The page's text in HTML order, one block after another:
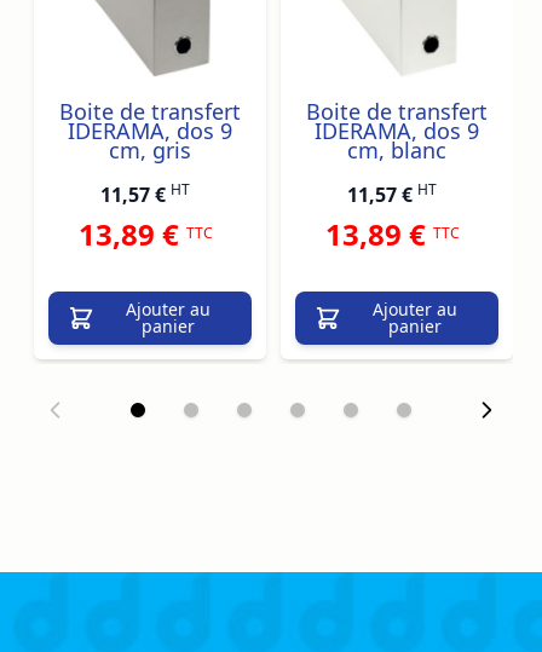
Boite de transfert
IDERAMA, dos 9
cm, gris
11,57 € HT
13,89 € TTC
Ajouter au
panier
Boite de transfert
IDERAMA, dos 9
cm, blanc
11,57 € HT
13,89 € TTC
Ajouter au
panier